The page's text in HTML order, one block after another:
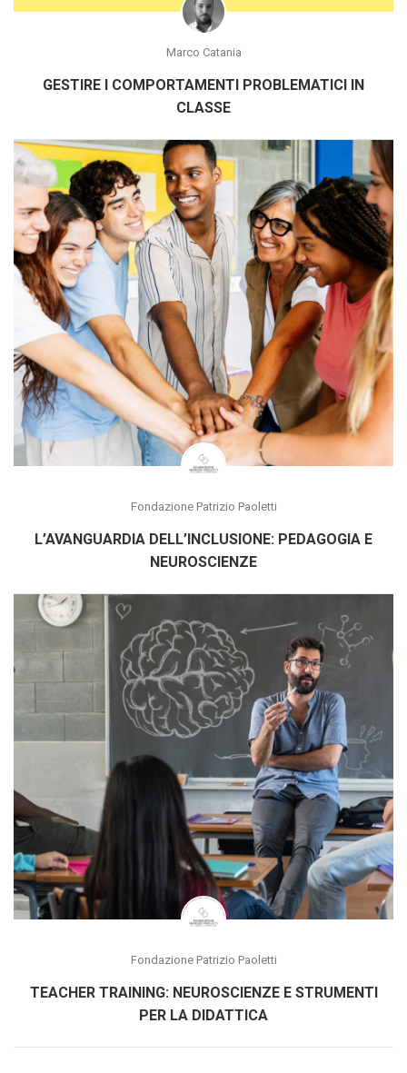
Marco Catania
GESTIRE I COMPORTAMENTI PROBLEMATICI IN
CLASSE
Fondazione Patrizio Paoletti
L’AVANGUARDIA DELL’INCLUSIONE: PEDAGOGIA E
NEUROSCIENZE
Fondazione Patrizio Paoletti
TEACHER TRAINING: NEUROSCIENZE E STRUMENTI
PER LA DIDATTICA